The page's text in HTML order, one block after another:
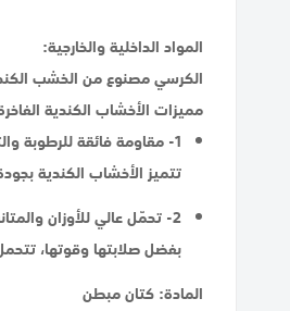
المواد الداخلية والخارجية:
الكرسي مصنوع من الخشب
مميزات الأخشاب الكندية
1- مقاومة فائقة للرطوبة والتعفن والحشرات
تتميز الأخشاب الكندية
2- تحمّل عالي للأوزان والمتانة
بفضل صلابتها وقوتها،
المادة: كتان مبطن